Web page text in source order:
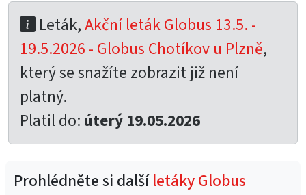
Leták,Akční leták Globus 13.5. -
19.5.2026 - Globus Chotíkov u Plzně,
který se snažíte zobrazit již není
platný.
Platil do: úterý 19.05.2026
Prohlédněte si dalšíletáky Globus